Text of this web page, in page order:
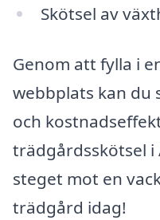
Skötsel av
Genom att fylla i
webbplats kan du
och
trädgårdsskötsel i
steget mot en
trädgård idag!